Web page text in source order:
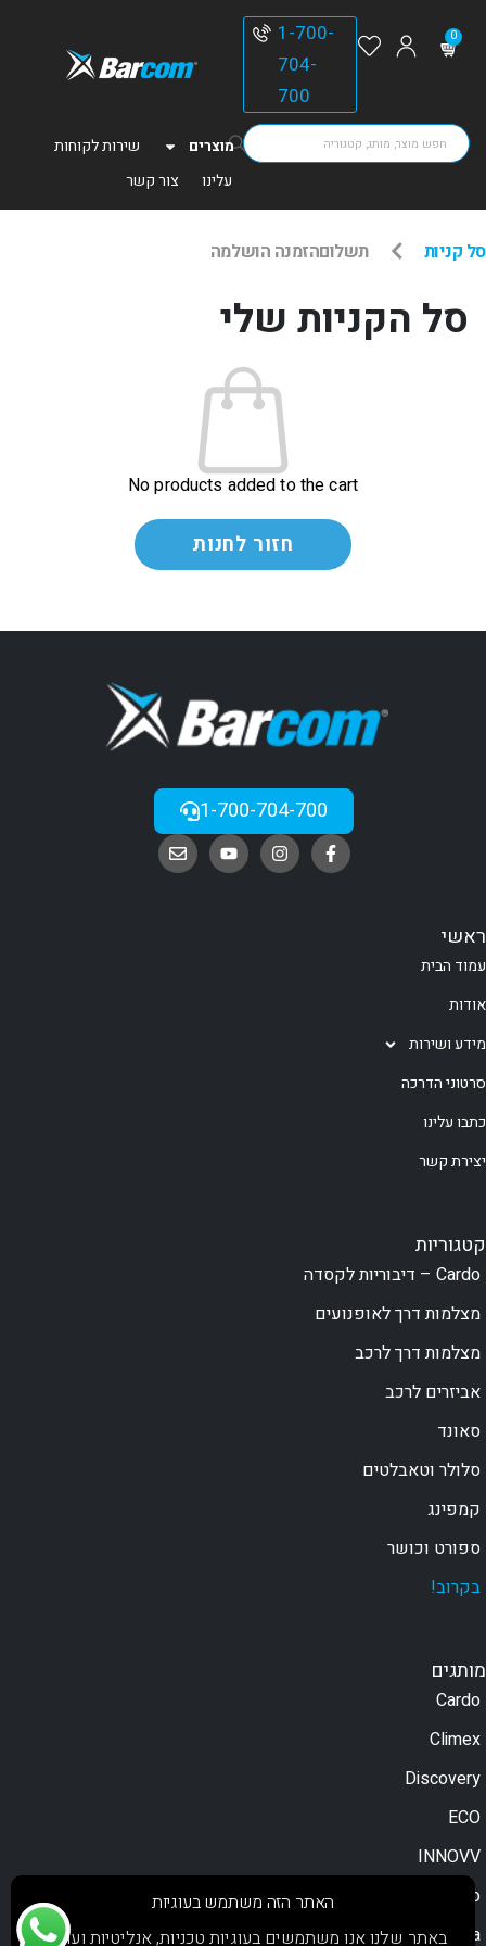
0
1-700-
704-
700
מוצרים
שירות לקוחות
עלינו
צור קשר
סל קניות תשלוםהזמנה הושלמה
סל הקניות שלי
No products added to the cart
חזור לחנות
1-700-704-700
ראשי
עמוד הבית
אודות
מידע ושירות
סרטוני הדרכה
כתבו עלינו
יצירת קשר
קטגוריות
Cardo – דיבוריות לקסדה
מצלמות דרך לאופנועים
מצלמות דרך לרכב
אביזרים לרכב
סאונד
סלולר וטאבלטים
קמפינג
ספורט וכושר
בקרוב!
מותגים
Cardo
Climex
Discovery
ECO
INNOVV
Moodo
Motorola
האתר הזה משתמש בעוגיות
באתר שלנו אנו משתמשים בעוגיות טכניות, אנליטיות ועוגיות